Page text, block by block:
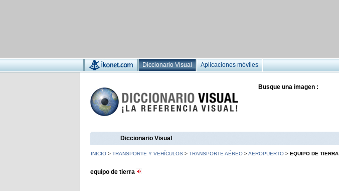
Diccionario Visual Aplicaciones móviles
Busque una imagen :
Diccionario Visual
INICIO > TRANSPORTE Y VEHÍCULOS > TRANSPORTE AÉREO >AEROPUERTO > EQUIPO DE TIERRA
equipo de tierra